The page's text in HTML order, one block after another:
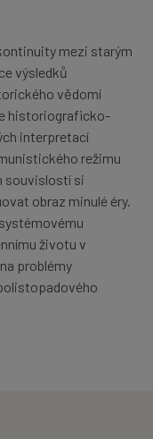
mezi starým
výsledků
vědomí
historiograficko-
interpretací
režimu
souvislostí si
obraz minulé éry.
životu v
problémy